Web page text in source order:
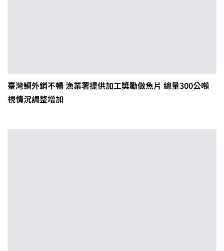
臺灣鯛外銷不暢 漁業署提供加工獎勵做魚片 總量300公噸
視情況調整增加